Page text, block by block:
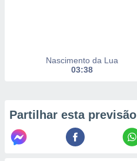
Nascimento da Lua
03:38
Partilhar esta previsão